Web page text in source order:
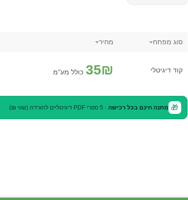
סוג מפתח מחיר
קוד דיגיטלי 35₪ כולל מע"מ
🎁 מתנה חינם בכל רכישה · 5 ספרי PDF דיגיטליים להורדה (שווי ₪)